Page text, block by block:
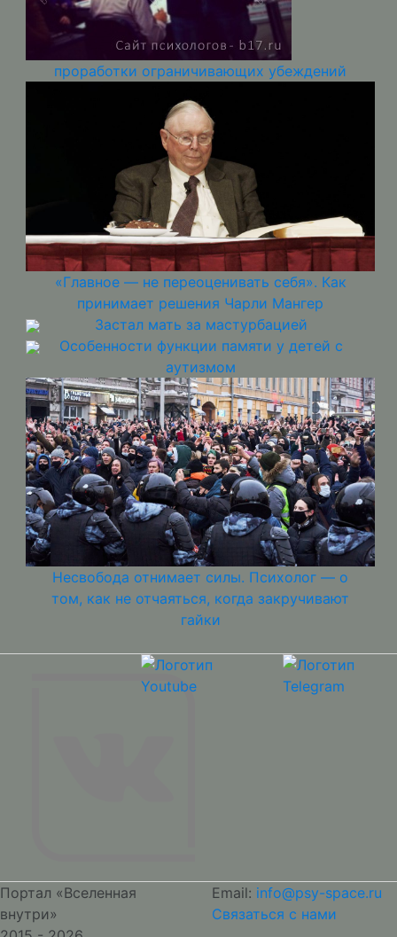
проработки ограничивающих убеждений
«Главное — не переоценивать себя». Как
принимает решения Чарли Мангер
Застал мать за мастурбацией
Особенности функции памяти у детей с
аутизмом
Несвобода отнимает силы. Психолог — о
том, как не отчаяться, когда закручивают
гайки
Портал «Вселенная
внутри»
Email: info@psy-space.ru
Связаться с нами